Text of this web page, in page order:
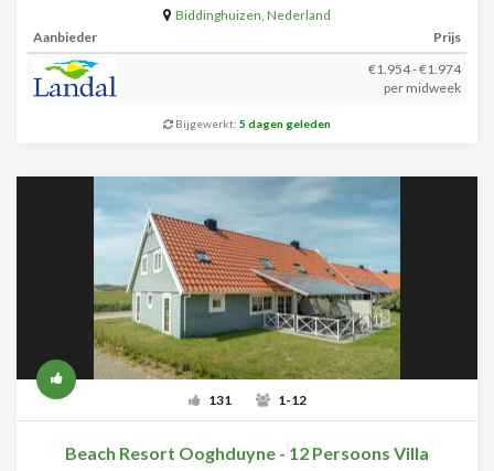
Biddinghuizen, Nederland
Aanbieder
Prijs
€1.954 - €1.974
per midweek
Bijgewerkt: 5 dagen geleden
131 1-12
Beach Resort Ooghduyne - 12 Persoons Villa